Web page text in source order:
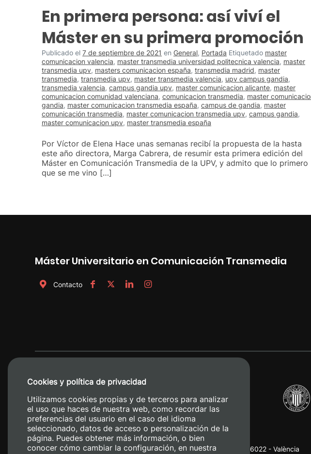
En primera persona: así viví el
Máster en su primera promoción
Publicado el 7 de septiembre de 2021 en General, Portada Etiquetado master
comunicacion valencia, master transmedia universidad politecnica valencia, master
transmedia upv, masters comunicacion españa, transmedia madrid, master
transmedia, transmedia upv, master transmedia valencia, upv campus gandia,
transmedia valencia, campus gandia upv, master comunicacion alicante, master
comunicacion comunidad valenciana, comunicacion transmedia, master
gandia, master comunicacion transmedia españa, campus de gandia, master
comunicación transmedia, master comunicacion transmedia upv, campus gandia,
master comunicacion upv, master transmedia españa
Por Víctor de Elena Hace unas semanas recibí la propuesta de la hasta
este año directora, Marga Cabrera, de resumir esta primera edición del
Máster en Comunicación Transmedia de la UPV, y admito que lo primero
que se me vino […]
Máster Universitario en Comunicación Transmedia
Contacto
Camino de Vera, s/n. 46022 - València
Cookies y política de privacidad
Utilizamos cookies propias y de terceros para analizar
el uso que haces de nuestra web, como recordar las
preferencias del usuario en el caso del idioma
seleccionado, datos de acceso o personalización de la
página. Puedes obtener más información, o bien
conocer cómo cambiar la configuración, en nuestra